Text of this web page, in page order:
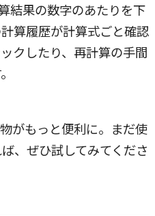
結果の数字のあたりを下
算履歴が計算式ごと確認
クしたり、再計算の手間
がもっと便利に。まだ使
、ぜひ試してみてくださ